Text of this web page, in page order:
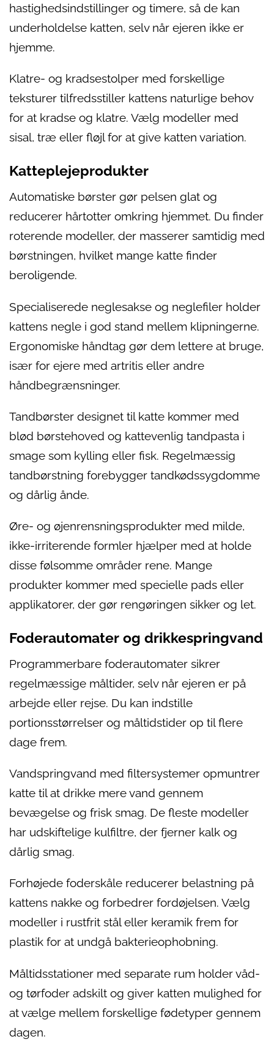
hastighedsindstillinger og timere, så de kan
underholdelse katten, selv når ejeren ikke er
hjemme.
Klatre- og kradsestolper med forskellige
teksturer tilfredsstiller kattens naturlige behov
for at kradse og klatre. Vælg modeller med
sisal, træ eller fløjl for at give katten variation.
Katteplejeprodukter
Automatiske børster gør pelsen glat og
reducerer hårtotter omkring hjemmet. Du finder
roterende modeller, der masserer samtidig med
børstningen, hvilket mange katte finder
beroligende.
Specialiserede neglesakse og neglefiler holder
kattens negle i god stand mellem klipningerne.
Ergonomiske håndtag gør dem lettere at bruge,
især for ejere med artritis eller andre
håndbegrænsninger.
Tandbørster designet til katte kommer med
blød børstehoved og kattevenlig tandpasta i
smage som kylling eller fisk. Regelmæssig
tandbørstning forebygger tandkødssygdomme
og dårlig ånde.
Øre- og øjenrensningsprodukter med milde,
ikke-irriterende formler hjælper med at holde
disse følsomme områder rene. Mange
produkter kommer med specielle pads eller
applikatorer, der gør rengøringen sikker og let.
Foderautomater og drikkespringvand
Programmerbare foderautomater sikrer
regelmæssige måltider, selv når ejeren er på
arbejde eller rejse. Du kan indstille
portionsstørrelser og måltidstider op til flere
dage frem.
Vandspringvand med filtersystemer opmuntrer
katte til at drikke mere vand gennem
bevægelse og frisk smag. De fleste modeller
har udskiftelige kulfiltre, der fjerner kalk og
dårlig smag.
Forhøjede foderskåle reducerer belastning på
kattens nakke og forbedrer fordøjelsen. Vælg
modeller i rustfrit stål eller keramik frem for
plastik for at undgå bakterieophobning.
Måltidsstationer med separate rum holder våd-
og tørfoder adskilt og giver katten mulighed for
at vælge mellem forskellige fødetyper gennem
dagen.